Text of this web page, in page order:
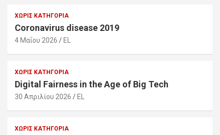
ΧΩΡΊΣ ΚΑΤΗΓΟΡΊΑ
Coronavirus disease 2019
4 Μαΐου 2026 EL
ΧΩΡΊΣ ΚΑΤΗΓΟΡΊΑ
Digital Fairness in the Age of Big Tech
30 Απριλίου 2026 EL
ΧΩΡΊΣ ΚΑΤΗΓΟΡΊΑ